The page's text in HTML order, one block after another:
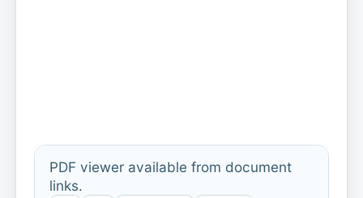
PDF viewer available from document
links.